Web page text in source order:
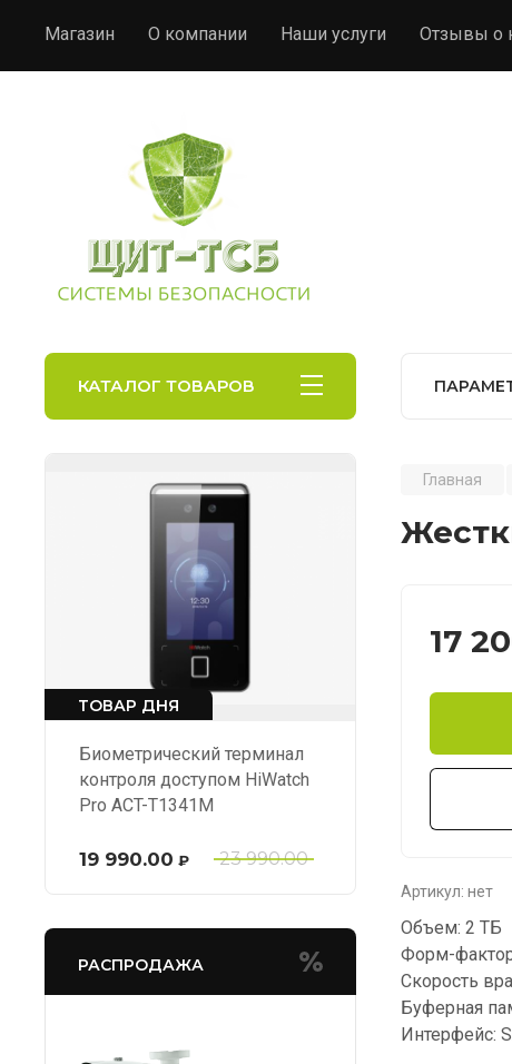
Магазин О компании Наши услуги Отзывы о
КАТАЛОГ ТОВАРОВ
ТОВАР ДНЯ
Биометрический терминал
контроля доступом HiWatch
Pro ACT-T1341M
23 990.00
19 990.00 ₽
РАСПРОДАЖА
Главная
17
Артикул: нет
Объем: 2 ТБ
Форм-
Скорость
Буферная
Интерфейс: